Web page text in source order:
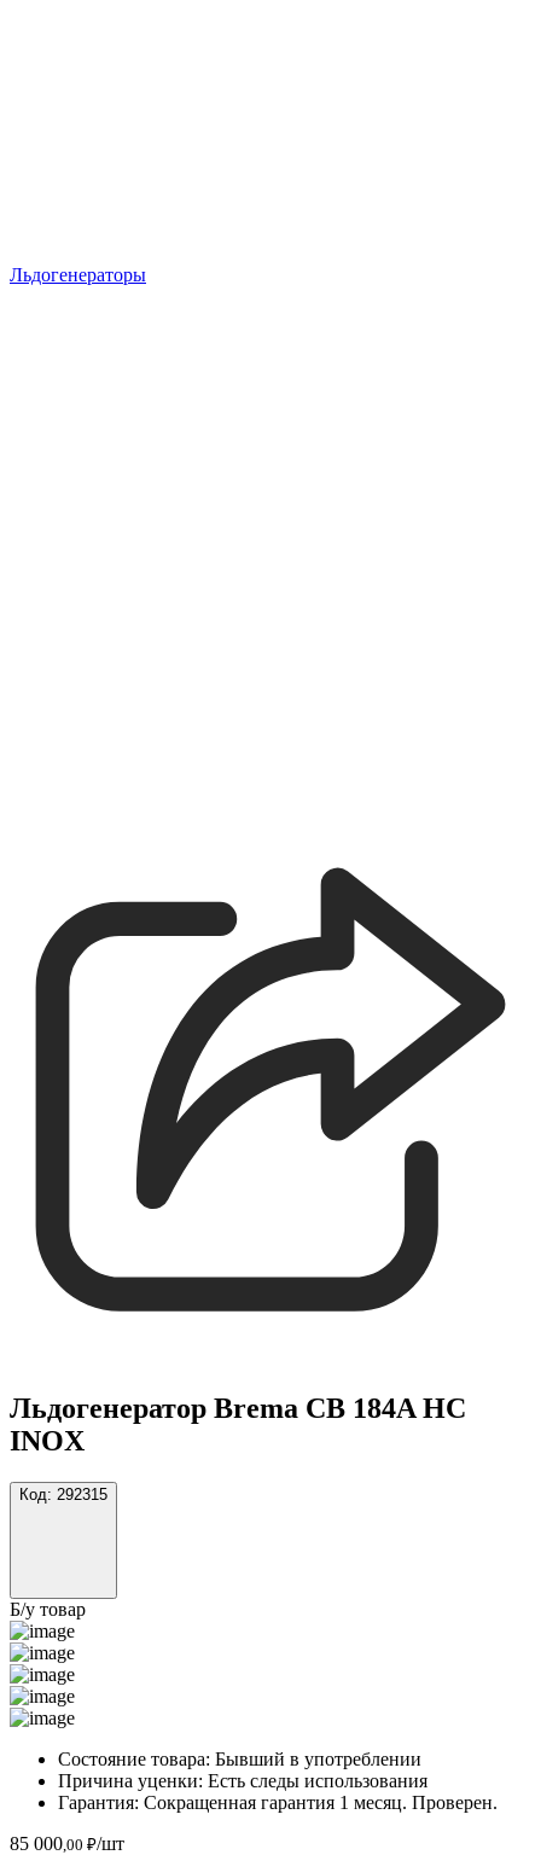
Льдогенераторы
Льдогенератор Brema CB 184A HC
INOX
Код: 292315
Б/у товар
Состояние товара: Бывший в употреблении
Причина уценки: Есть следы использования
Гарантия: Сокращенная гарантия 1 месяц. Проверен.
85 000 ,00 ₽/шт